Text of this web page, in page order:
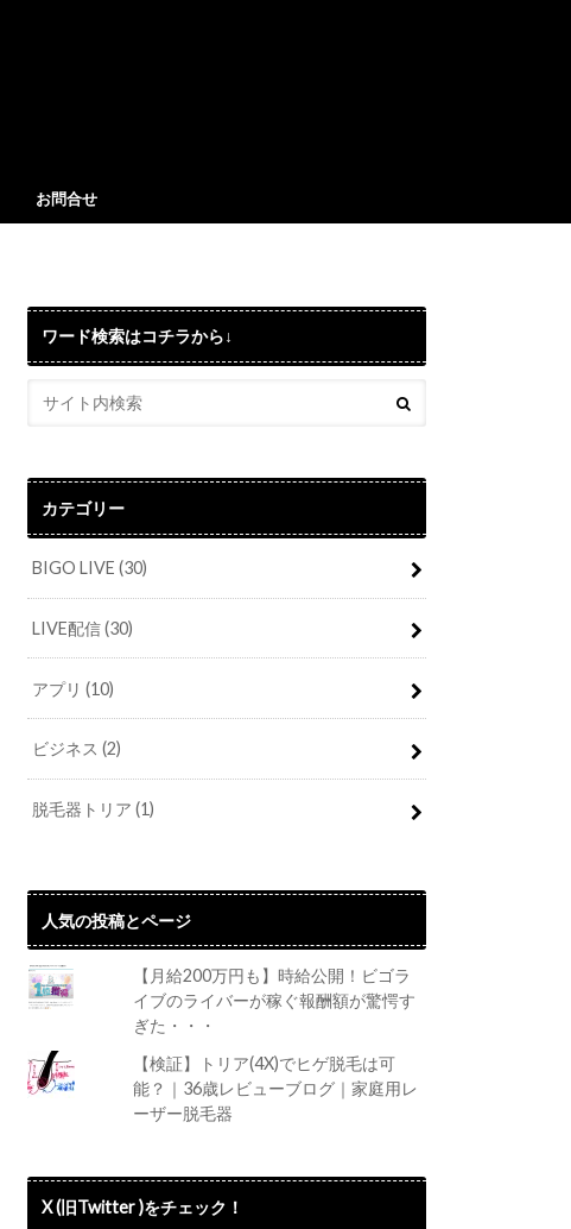
お問合せ
ワード検索はコチラから↓
カテゴリー
BIGO LIVE(30)
LIVE配信(30)
アプリ(10)
ビジネス(2)
脱毛器トリア(1)
人気の投稿とページ
【月給200万円も】時給公開！ビゴラ
イブのライバーが稼ぐ報酬額が驚愕す
ぎた・・・
【検証】トリア(4X)でヒゲ脱毛は可
能？｜36歳レビューブログ｜家庭用レ
ーザー脱毛器
X (旧Twitter )をチェック！